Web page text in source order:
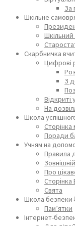
За
Шкільне
Скарбничка
Цифрові
З
Відкриті
На
Школа
Поради
Учням на
Правила
Про
Сторінка
Свята
Школа
Пам’ятки
Інтернет-